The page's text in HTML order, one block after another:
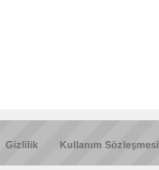
Gizlilik Kullanım Sözleşmesi